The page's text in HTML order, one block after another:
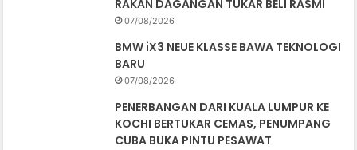
RAKAN DAGANGAN TUKAR BELI RASMI
07/08/2026
BMW iX3 NEUE KLASSE BAWA TEKNOLOGI
BARU
07/08/2026
PENERBANGAN DARI KUALA LUMPUR KE
KOCHI BERTUKAR CEMAS, PENUMPANG
CUBA BUKA PINTU PESAWAT